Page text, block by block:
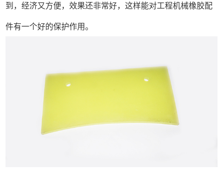
到，经济又方便，效果还非常好，这样能对工程机械橡胶配
件有一个好的保护作用。